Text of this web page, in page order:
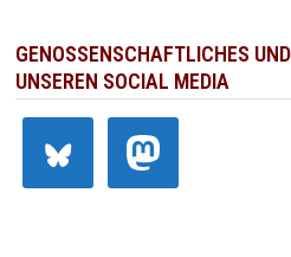
GENOSSENSCHAFTLICHES
UNSEREN SOCIAL MEDIA